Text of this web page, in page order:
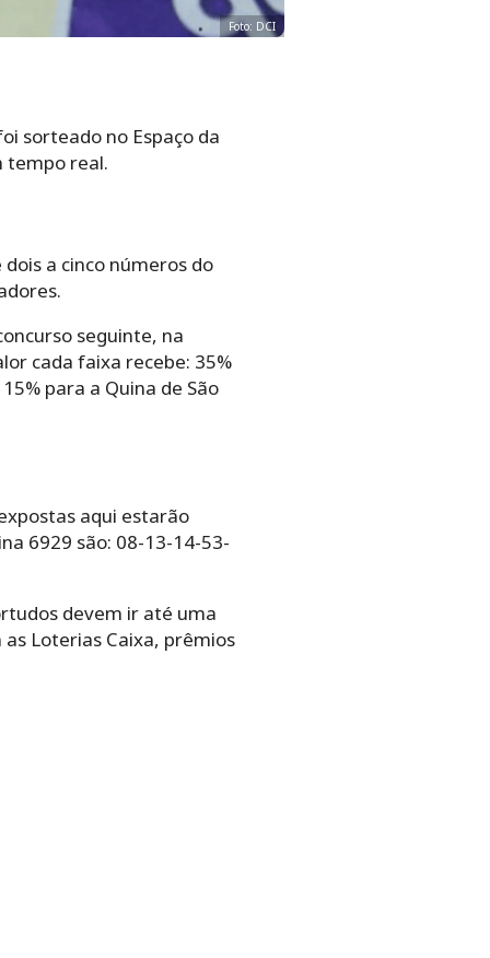
Foto: DCI
sorteado no Espaço da
tempo real.
a cinco números do
seguinte, na
cada faixa recebe: 35%
para a Quina de São
aqui estarão
6929 são: 08-13-14-53-
devem ir até uma
Loterias Caixa, prêmios